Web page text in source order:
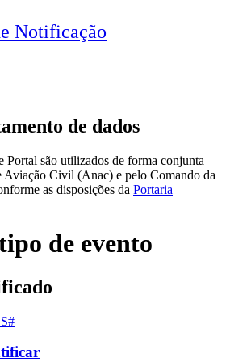
Notificação
de dados
Portal são utilizados de forma conjunta
Aviação Civil (Anac) e pelo Comando da
as disposições da Portaria
de evento